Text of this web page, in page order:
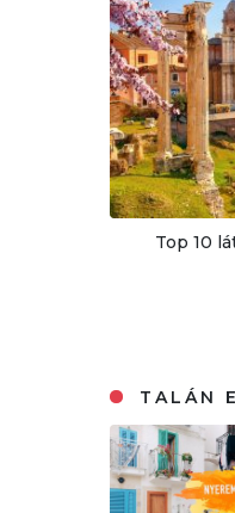
Top 10
TALÁN